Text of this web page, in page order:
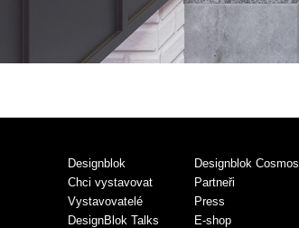
Designblok
Chci vystavovat
Vystavovatelé
DesignBlok Talks
Designblok Cosmos
Partneři
Press
E-shop